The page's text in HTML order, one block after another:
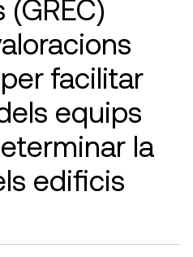
(GREC)
facilitar
equips
la
edificis